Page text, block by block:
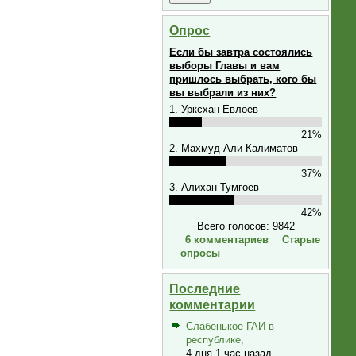
Опрос
Если бы завтра состоялись
выборы Главы и вам
пришлось выбрать, кого бы
вы выбрали из них?
1. Урксхан Евлоев
21%
2. Махмуд-Али Калиматов
37%
3. Алихан Тумгоев
42%
Всего голосов: 9842
6 комментариев
Старые
опросы
Последние
комментарии
Слабенькое ГАИ в
республике,
4 дня 1 час назад